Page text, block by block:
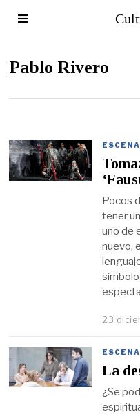
Pablo Rivero
ESCENA
Pocos
tener
uno de
nuevo,
23
ESCENA
La
¿Se